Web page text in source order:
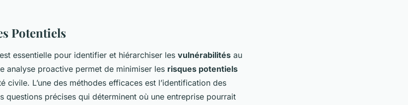
Potentiels
est essentielle pour identifier et hiérarchiser les vulnérabilités au
analyse proactive permet de minimiser les risques potentiels
civile. L’une des méthodes efficaces est l’identification des
questions précises qui déterminent où une entreprise pourrait